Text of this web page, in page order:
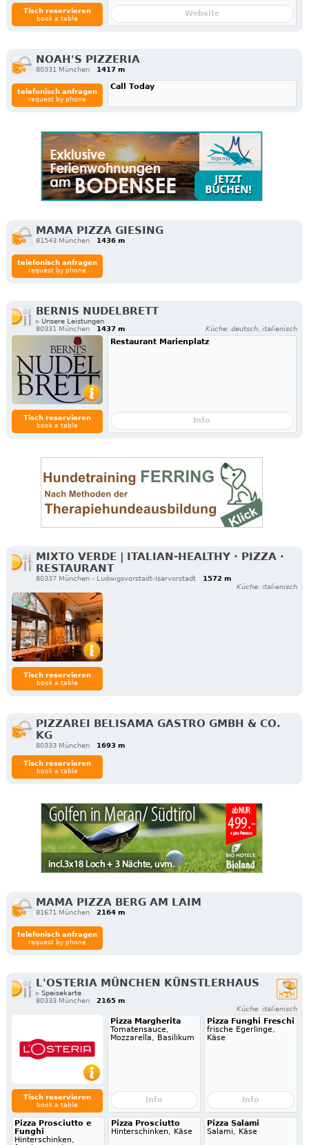
Tisch reservieren
book a table
Website
NOAH'S PIZZERIA
80331 München 1417 m
telefonisch anfragen
request by phone
Call Today
MAMA PIZZA GIESING
81543 München 1436 m
telefonisch anfragen
request by phone
BERNIS NUDELBRETT
▹ Unsere Leistungen
80331 München
1437 m Küche: deutsch, italienisch
Tisch reservieren
book a table
Restaurant Marienplatz
Info
MIXTO VERDE | ITALIAN-HEALTHY · PIZZA ·
RESTAURANT
80337 München - Ludwigsvorstadt-Isarvorstadt
1572 m
Küche: italienisch
Tisch reservieren
book a table
PIZZAREI BELISAMA GASTRO GMBH & CO.
KG
80333 München 1693 m
Tisch reservieren
book a table
MAMA PIZZA BERG AM LAIM
81671 München 2164 m
telefonisch anfragen
request by phone
L'OSTERIA MÜNCHEN KÜNSTLERHAUS
▹ Speisekarte
80333 München
2165 m
Küche: italienisch
Tisch reservieren
book a table
Pizza Margherita
Tomatensauce,
Mozzarella, Basilikum
Info
Pizza Funghi Freschi
frische Egerlinge,
Käse
Info
Pizza Prosciutto e
Funghi
Hinterschinken,
Pizza Prosciutto
Hinterschinken, Käse
Pizza Salami
Salami, Käse